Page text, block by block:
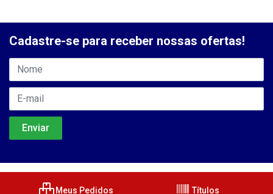
Cadastre-se para receber nossas ofertas!
Meus Pedidos Títulos